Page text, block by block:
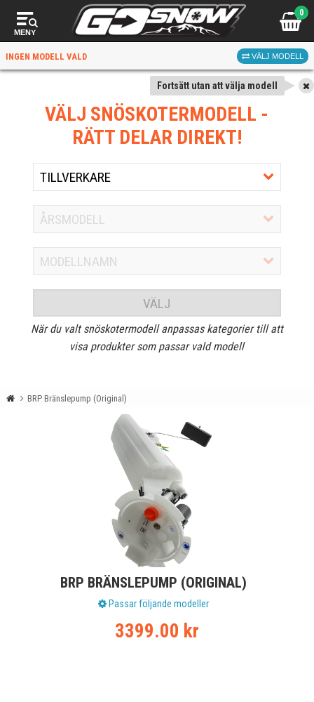
MENY
0
INGEN MODELL VALD VÄLJ MODELL
Fortsätt utan att välja modell
VÄLJ SNÖSKOTERMODELL -
RÄTT DELAR DIREKT!
VÄLJ
När du valt snöskotermodell anpassas kategorier till att
visa produkter som passar vald modell
BRP Bränslepump (Original)
BRP BRÄNSLEPUMP (ORIGINAL)
Passar följande modeller
3399.00 kr